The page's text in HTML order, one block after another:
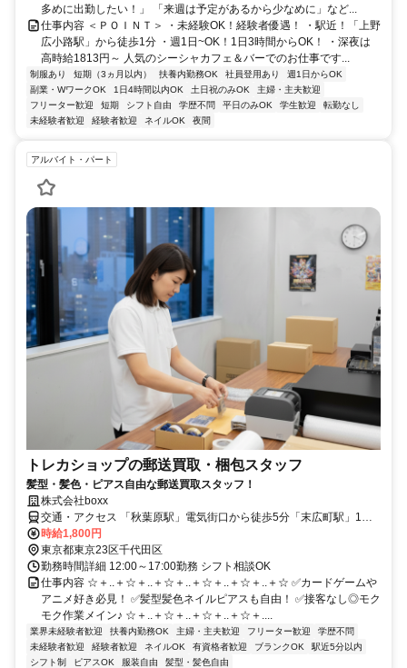
多めに出勤したい！」 「来週は予定があるから少なめに」など...
仕事内容 ＜ＰＯＩＮＴ＞ ・未経験OK！経験者優遇！ ・駅近！「上野
広小路駅」から徒歩1分 ・週1日~OK！1日3時間からOK！ ・深夜は
高時給1813円～ 人気のシーシャカフェ＆バーでのお仕事です...
制服あり 短期（3ヵ月以内） 扶養内勤務OK 社員登用あり
週1日からOK
副業・WワークOK
1日4時間以内OK 土日祝のみOK
主婦・主夫歓迎
フリーター歓迎
短期 シフト自由 学歴不問 平日のみOK 学生歓迎
転勤なし
未経験者歓迎
経験者歓迎 ネイルOK 夜間
アルバイト・パート
トレカショップの郵送買取・梱包スタッフ
髪型・髪色・ピアス自由な郵送買取スタッフ！
株式会社boxx
交通・アクセス 「秋葉原駅」電気街口から徒歩5分「末広町駅」1番
出口から徒歩2分
時給1,800円
東京都東京23区千代田区
勤務時間詳細 12:00～17:00勤務 シフト相談OK
仕事内容 ☆＋..＋☆＋..＋☆＋..＋☆＋..＋☆＋..＋☆ ✅カードゲームや
アニメ好き必見！ ✅髪型髪色ネイルピアスも自由！ ✅接客なし◎モク
モク作業メイン♪ ☆＋..＋☆＋..＋☆＋..＋☆＋....
業界未経験者歓迎 扶養内勤務OK 主婦・主夫歓迎 フリーター歓迎
学歴不問
未経験者歓迎
経験者歓迎 ネイルOK 有資格者歓迎 ブランクOK
駅近5分以内
シフト制
ピアスOK 服装自由 髪型・髪色自由